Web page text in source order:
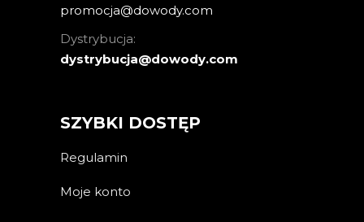
promocja@dowody.com
Dystrybucja:
dystrybucja@dowody.com
SZYBKI DOSTĘP
Regulamin
Moje konto